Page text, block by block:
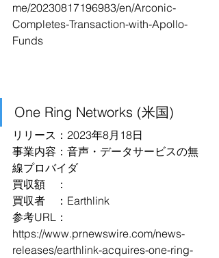
me/20230817196983/en/Arconic-
Completes-Transaction-with-Apollo-
Funds
One Ring Networks (米国)
リリース：2023年8月18日
事業内容：音声・データサービスの無
線プロバイダ
買収額　：
買収者　：Earthlink
参考URL：
https://www.prnewswire.com/news-
releases/earthlink-acquires-one-ring-